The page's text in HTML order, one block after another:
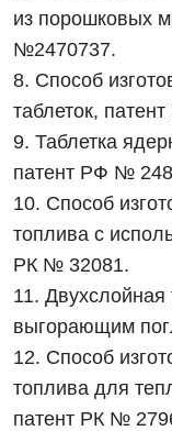
из порошковых
№2470737.
8. Способ
таблеток,
9. Таблетка
патент РФ №
10. Способ
топлива с
РК № 32081.
11. Двухслойная
выгорающим
12. Способ
топлива для
патент РК №